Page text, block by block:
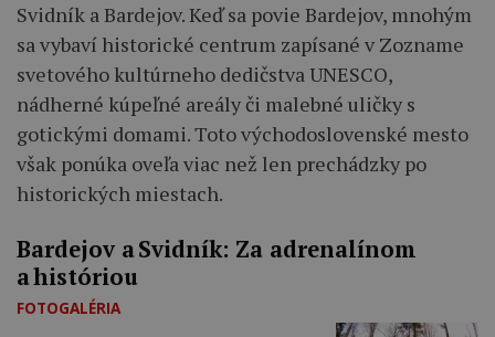
Svidník a Bardejov. Keď sa povie Bardejov, mnohým
sa vybaví historické centrum zapísané v Zozname
svetového kultúrneho dedičstva UNESCO,
nádherné kúpeľné areály či malebné uličky s
gotickými domami. Toto východoslovenské mesto
však ponúka oveľa viac než len prechádzky po
historických miestach.
Bardejov a Svidník: Za adrenalínom
a históriou
FOTOGALÉRIA